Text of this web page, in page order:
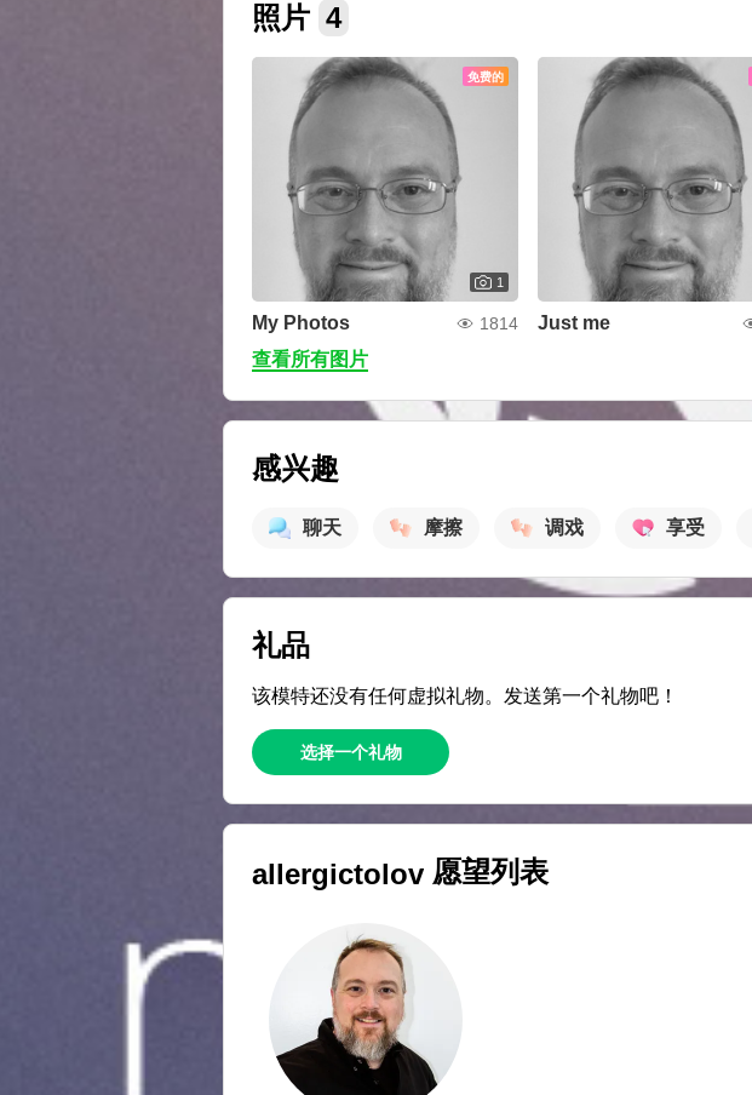
照片 4
免费的
1
My Photos 1814 Just me
查看所有图片
感兴趣
聊天 摩擦 调戏 享受
礼品
该模特还没有任何虚拟礼物。发送第一个礼物吧！
选择一个礼物
allergictolov 愿望列表